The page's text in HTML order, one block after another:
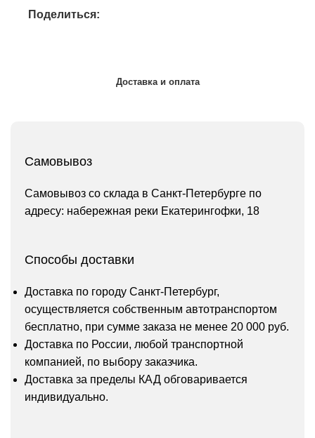
Поделиться:
Доставка и оплата
Самовывоз
Самовывоз со склада в Санкт-Петербурге по
адресу: набережная реки Екатерингофки, 18
Способы доставки
Доставка по городу Санкт-Петербург,
осуществляется собственным автотранспортом
бесплатно, при сумме заказа не менее 20 000 руб.
Доставка по России, любой транспортной
компанией, по выбору заказчика.
Доставка за пределы КАД обговаривается
индивидуально.